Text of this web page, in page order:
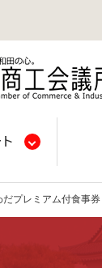
だプレミアム付食事券